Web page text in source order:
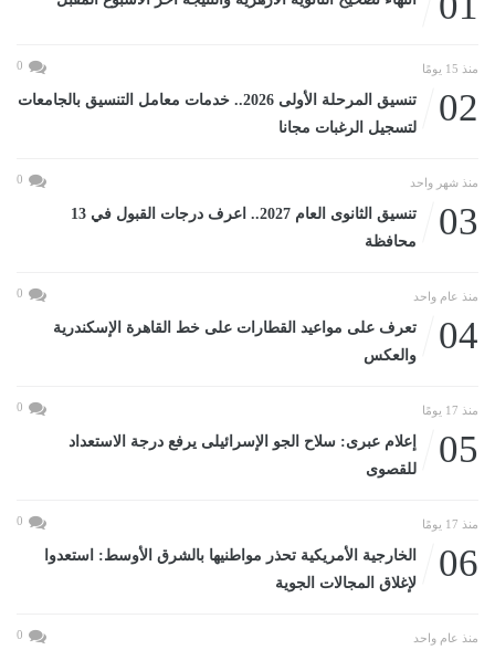
منذ 15 يومًا 0
02
تنسيق المرحلة الأولى 2026.. خدمات معامل التنسيق بالجامعات
لتسجيل الرغبات مجانا
منذ شهر واحد 0
03
تنسيق الثانوى العام 2027.. اعرف درجات القبول في 13
محافظة
منذ عام واحد 0
04
تعرف على مواعيد القطارات على خط القاهرة الإسكندرية
والعكس
منذ 17 يومًا 0
05
إعلام عبرى: سلاح الجو الإسرائيلى يرفع درجة الاستعداد
للقصوى
منذ 17 يومًا 0
06
الخارجية الأمريكية تحذر مواطنيها بالشرق الأوسط: استعدوا
لإغلاق المجالات الجوية
منذ عام واحد 0